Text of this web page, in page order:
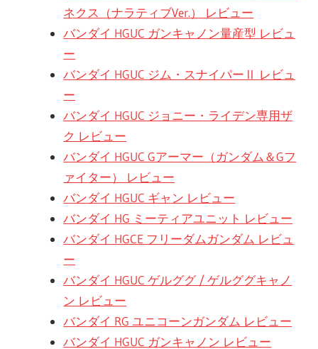
ネクス（ナラティブVer.） レビュー
バンダイ HGUC ガンキャノン量産型 レビュ
ー
バンダイ HGUC ジム・スナイパーⅡ レビュ
ー
バンダイ HGUC ジョニー・ライデン専用ザ
ク レビュー
バンダイ HGUC Gアーマー（ガンダム＆Gフ
ァイター） レビュー
バンダイ HGUC ギャン レビュー
バンダイ HG ミーティアユニット レビュー
バンダイ HGCE フリーダムガンダム レビュ
ー
バンダイ HGUC ゲルググ / ゲルググキャノ
ン レビュー
バンダイ RG ユニコーンガンダム レビュー
バンダイ HGUC ガンキャノン レビュー